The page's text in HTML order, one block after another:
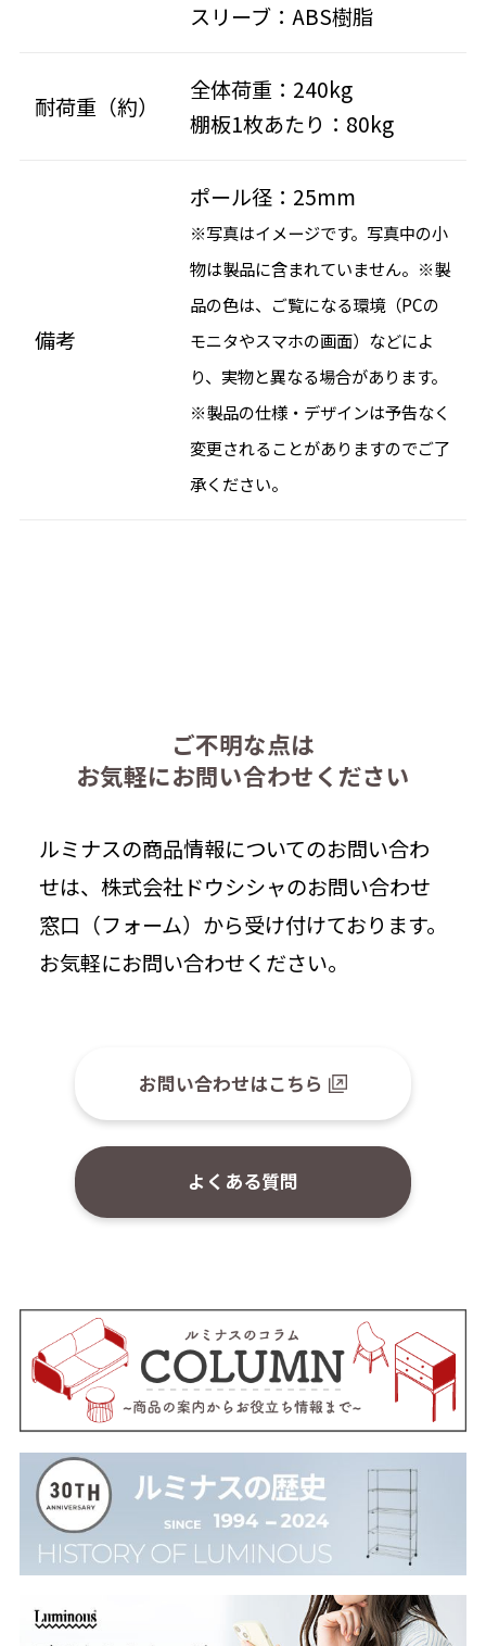
スリーブ：ABS樹脂
耐荷重（約）
全体荷重：240kg
棚板1枚あたり：80kg
備考
ポール径：25mm
※写真はイメージです。写真中の小
物は製品に含まれていません。※製
品の色は、ご覧になる環境（PCの
モニタやスマホの画面）などによ
り、実物と異なる場合があります。
※製品の仕様・デザインは予告なく
変更されることがありますのでご了
承ください。
ご不明な点は
お気軽にお問い合わせください
ルミナスの商品情報についてのお問い合わ
せは、株式会社ドウシシャのお問い合わせ
窓口（フォーム）から受け付けております。
お気軽にお問い合わせください。
お問い合わせはこちら
よくある質問